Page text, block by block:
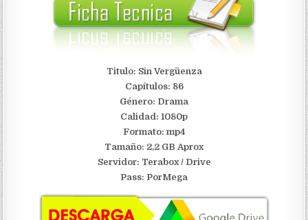
Titulo: Sin Vergüenza
Capítulos: 86
Género: Drama
Calidad: 1080p
Formato: mp4
Tamaño: 2,2 GB Aprox
Servidor: Terabox / Drive
Pass: PorMega